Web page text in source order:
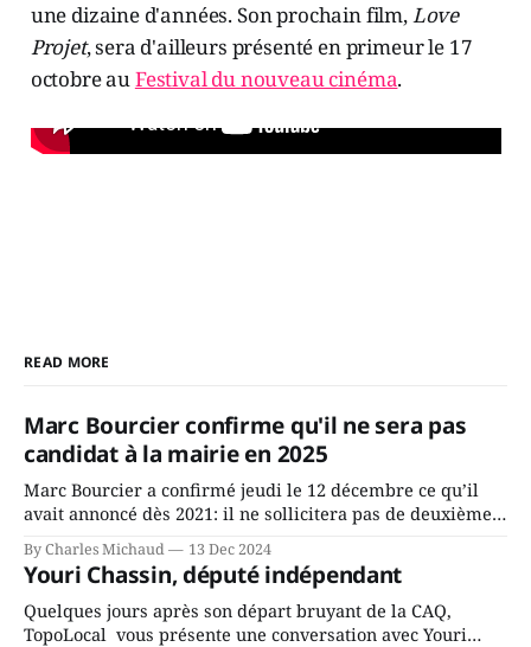
une dizaine d'années. Son prochain film,Love
Projet, sera d'ailleurs présenté en primeur le 17
octobre auFestival du nouveau cinéma.
READ MORE
Marc Bourcier confirme qu'il ne sera pas
candidat à la mairie en 2025
Marc Bourcier a confirmé jeudi le 12 décembre ce qu’il
avait annoncé dès 2021: il ne sollicitera pas de deuxième
fait l’annonce en s’adressant aux employés de la ville,
rassemblés en soirée pour leur traditionnel souper
By Charles Michaud 13 Dec 2024
Youri Chassin, député indépendant
Quelques jours après son départ bruyant de la CAQ,
TopoLocal vous présente une conversation avec Youri